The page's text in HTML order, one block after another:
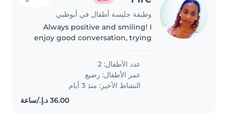
وظيفة جليسة أطفال في أبوظبي
Always positive and smiling! I
enjoy good conversation, trying
memories with amazing people .
عدد الأطفال: 2
عمر الأطفال: رضيع
النشاط الأخير: منذ 3 أيام